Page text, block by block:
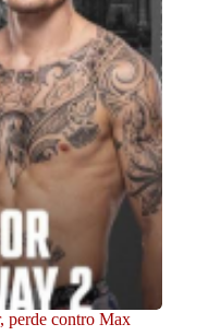
perde contro Max